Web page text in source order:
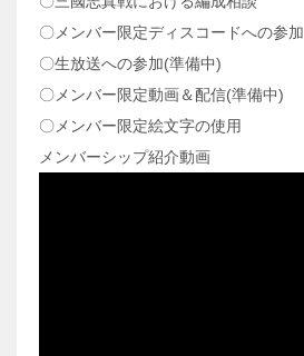
〇メンバー限定ディスコードへの参加
〇生放送への参加(準備中)
〇メンバー限定動画＆配信(準備中)
〇メンバー限定絵文字の使用
メンバーシップ紹介動画